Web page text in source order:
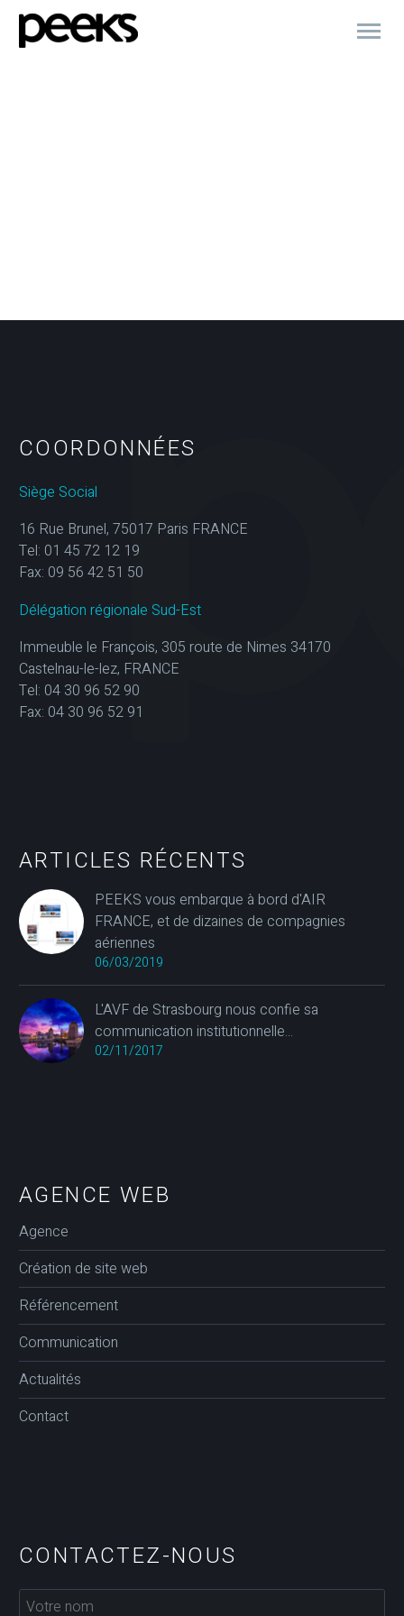
COORDONNÉES
Siège Social
16 Rue Brunel, 75017 Paris FRANCE
Tel: 01 45 72 12 19
Fax: 09 56 42 51 50
Délégation régionale Sud-Est
Immeuble le François, 305 route de Nimes 34170
Castelnau-le-lez, FRANCE
Tel: 04 30 96 52 90
Fax: 04 30 96 52 91
ARTICLES RÉCENTS
PEEKS vous embarque à bord d'AIR
FRANCE, et de dizaines de compagnies
aériennes
06/03/2019
L'AVF de Strasbourg nous confie sa
communication institutionnelle...
02/11/2017
AGENCE WEB
Agence
Création de site web
Référencement
Communication
Actualités
Contact
CONTACTEZ-NOUS